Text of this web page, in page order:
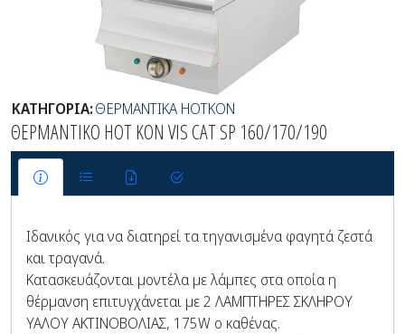
ΚΑΤΗΓΟΡΙΑ:ΘΕΡΜΑΝΤΙΚΑ HOTKON
ΘΕΡΜΑΝΤΙΚΟ HOT KON VIS CAT SP 160/170/190
Ιδανικός για να διατηρεί τα τηγανισμένα φαγητά ζεστά
και τραγανά.
Κατασκευάζονται μοντέλα με λάμπες στα οποία η
θέρμανση επιτυγχάνεται με 2 ΛΑΜΠΤΗΡΕΣ ΣΚΛΗΡΟΥ
ΥΑΛΟΥ ΑΚΤΙΝΟΒΟΛΙΑΣ, 175W ο καθένας.